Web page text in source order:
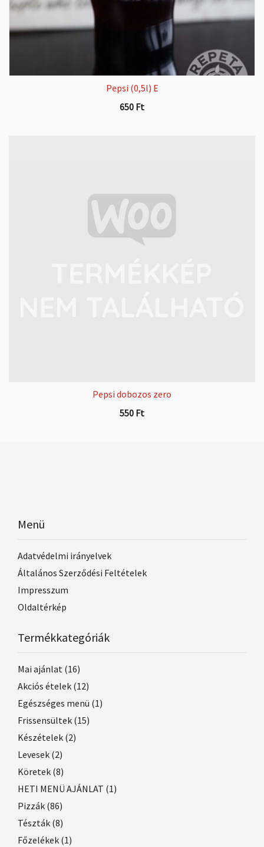
Pepsi (0,5l) E
650 Ft
Pepsi dobozos zero
550 Ft
Menü
Adatvédelmi irányelvek
Általános Szerződési Feltételek
Impresszum
Oldaltérkép
Termékkategóriák
Mai ajánlat (16)
Akciós ételek (12)
Egészséges menü (1)
Frissensültek (15)
Készételek (2)
Levesek (2)
Köretek (8)
HETI MENÜ AJÁNLAT (1)
Pizzák (86)
Tészták (8)
Főzelékek (1)